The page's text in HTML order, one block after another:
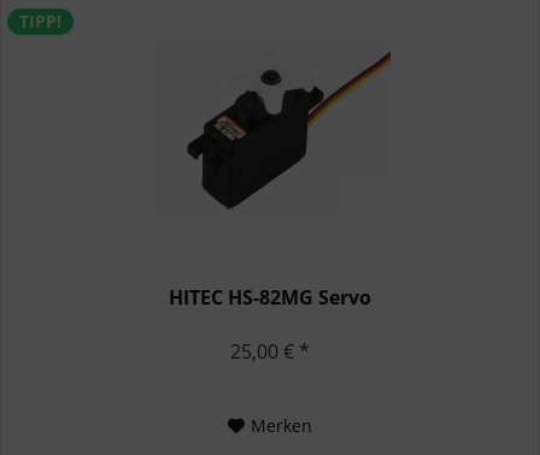
TIPP!
HITEC HS-82MG Servo
25,00 € *
Merken